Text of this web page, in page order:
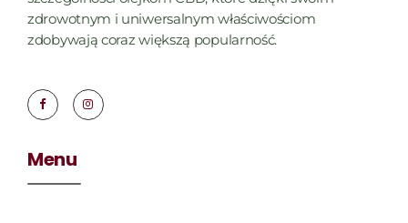
zdrowotnym i uniwersalnym właściwościom
zdobywają coraz większą popularność.
Menu